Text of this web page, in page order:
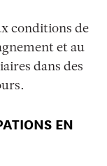
conditions de
et au
dans des
EN